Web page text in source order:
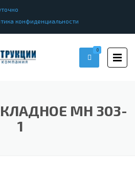
конфиденциальности
0
МН 303-
1